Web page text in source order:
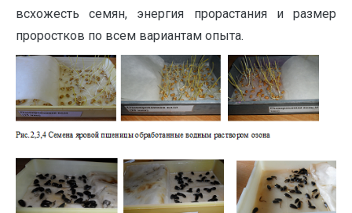
всхожесть семян, энергия прорастания и размер
проростков по всем вариантам опыта.